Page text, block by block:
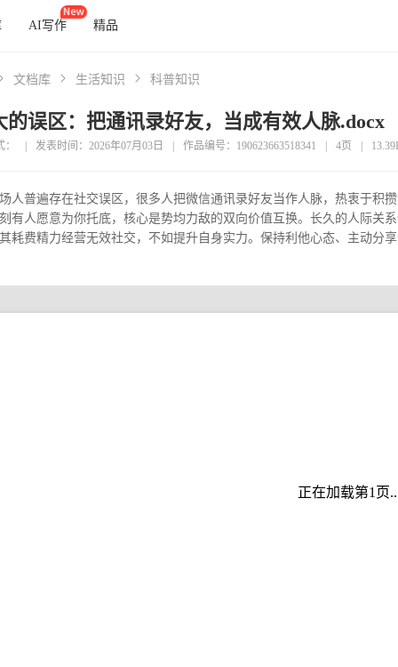
AI写作 精品
文档库 生活知识 科普知识
的误区：把通讯录好友，当成有效人脉.docx
发表时间：2026年07月03日 作品编号：190623663518341 4页
人普遍存在社交误区，很多人把微信通讯录好友当作人脉，热衷于积
有人愿意为你托底，核心是势均力敌的双向价值互换。长久的人际
耗费精力经营无效社交，不如提升自身实力。保持利他心态、主动分
正在加载第1页